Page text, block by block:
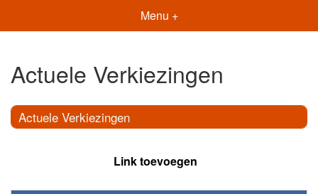
Menu +
Actuele Verkiezingen
Actuele Verkiezingen
Link toevoegen